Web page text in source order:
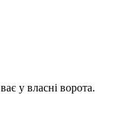
у власні ворота.